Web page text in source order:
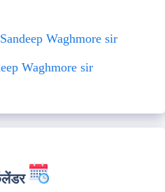
Waghmore sir
Waghmore sir